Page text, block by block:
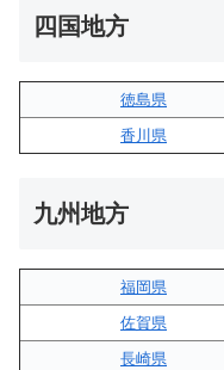
四国地方
徳島県
香川県
九州地方
福岡県
佐賀県
長崎県